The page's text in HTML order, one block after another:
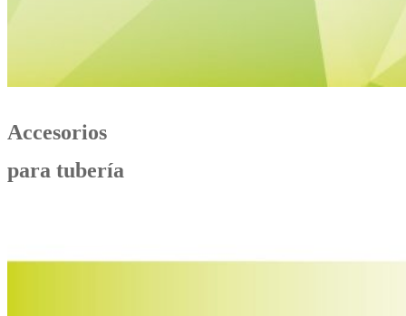
Accesorios
para tubería